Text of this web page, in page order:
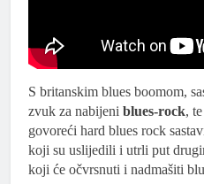
S britanskim blues boomom,
zvuk za nabijeni blues-rock,
govoreći hard blues rock
koji su uslijedili i utrli put
koji će očvrsnuti i nadmašiti